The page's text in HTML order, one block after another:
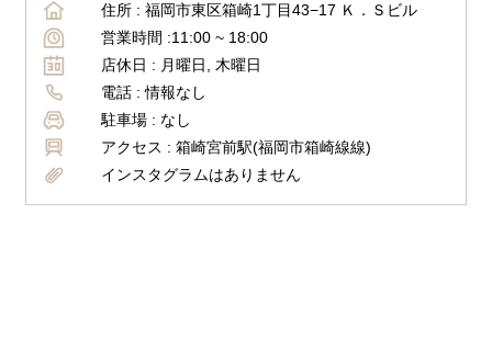
住所 : 福岡市東区箱崎1丁目43−17 Ｋ．Ｓビル
営業時間 :11:00 ~ 18:00
店休日 : 月曜日, 木曜日
電話 :情報なし
駐車場 : なし
アクセス : 箱崎宮前駅(福岡市箱崎線線)
インスタグラムはありません